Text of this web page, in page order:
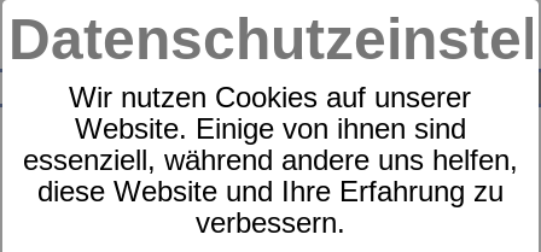
Wir nutzen Cookies auf unserer
Website. Einige von ihnen sind
essenziell, während andere uns helfen,
diese Website und Ihre Erfahrung zu
verbessern.
SUCHE
0
Produkte Wohnen Bad Bade-/Liegetücher 1Produkte
Bade-/Liegetücher